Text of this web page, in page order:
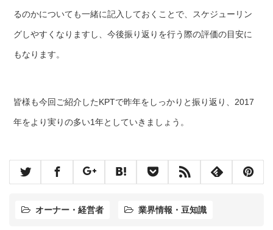
るのかについても一緒に記入しておくことで、スケジューリン
グしやすくなりますし、今後振り返りを行う際の評価の目安に
もなります。
皆様も今回ご紹介したKPTで昨年をしっかりと振り返り、2017
年をより実りの多い1年としていきましょう。
オーナー・経営者 業界情報・豆知識